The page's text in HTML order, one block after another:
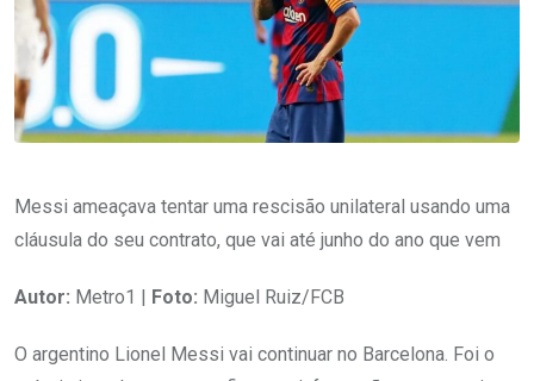
Messi ameaçava tentar uma rescisão unilateral usando uma
cláusula do seu contrato, que vai até junho do ano que vem
Autor: Metro1 | Foto: Miguel Ruiz/FCB
O argentino Lionel Messi vai continuar no Barcelona. Foi o